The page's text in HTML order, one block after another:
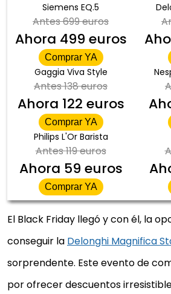
Siemens EQ.5
Antes699 euros
Ahora 499 euros
Comprar YA
Gaggia Viva Style
Antes138 euros
Ahora 122 euros
Comprar YA
Philips L'Or Barista
Antes119 euros
Ahora 59 euros
Comprar YA
El Black Friday llegó y con él, la
conseguir la Delonghi Magnifica
sorprendente. Este evento de
por ofrecer descuentos